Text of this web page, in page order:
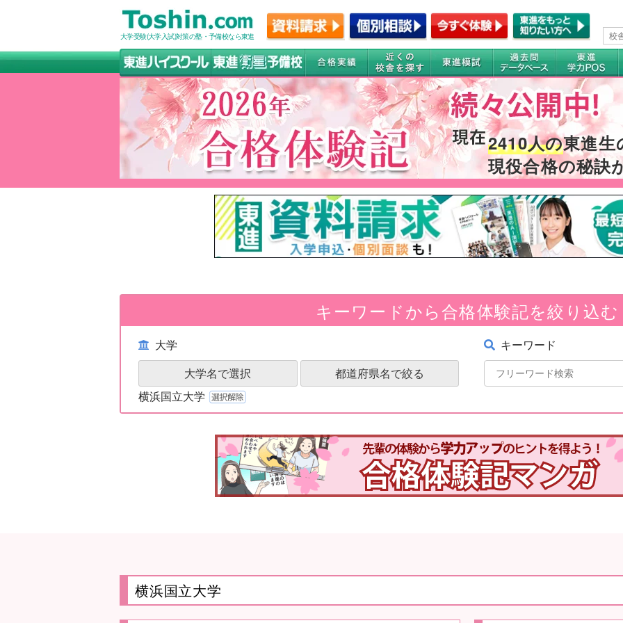
大学受験(大学入試)対策の塾・予備校なら東進
2410人の東進生
現役合格の秘訣
キーワードから合格体験記を絞り込む
大学
大学名で選択
都道府県名で絞る
横浜国立大学
キーワード
横浜国立大学